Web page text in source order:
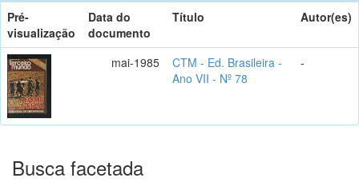
Pré-
visualização
Data do
documento
Título Autor(es)
mai-1985
CTM - Ed. Brasileira -
Ano VII - Nº 78
-
Busca facetada